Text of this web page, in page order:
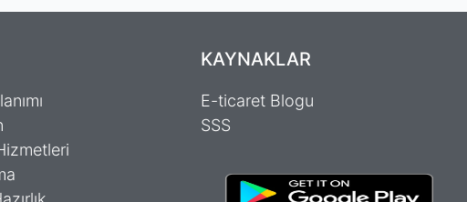
KAYNAKLAR
E-ticaret Blogu
SSS